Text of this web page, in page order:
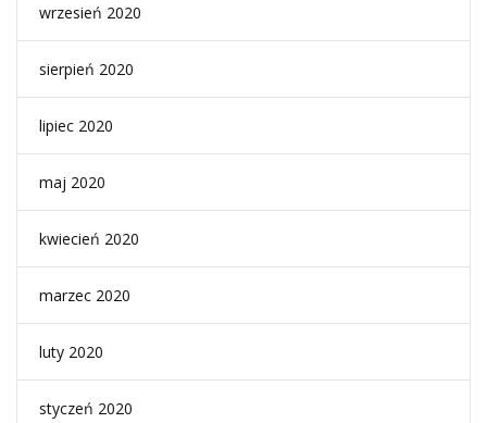
wrzesień 2020
sierpień 2020
lipiec 2020
maj 2020
kwiecień 2020
marzec 2020
luty 2020
styczeń 2020